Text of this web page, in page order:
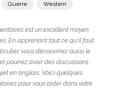
Guerre Western
est un excellent moyen
En apprenant tout ce qu'il faut
vous découvrirez aussi le
pourrez avoir des discussions
en anglais. Voici quelques
pour vous aider dans votre